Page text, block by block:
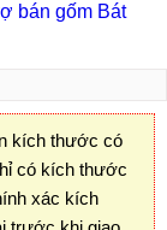
bán gốm Bát
kích thước có
có kích thước
xác kích